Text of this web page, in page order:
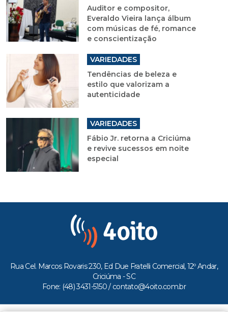
Auditor e compositor,
Everaldo Vieira lança álbum
com músicas de fé, romance
e conscientização
VARIEDADES
Tendências de beleza e
estilo que valorizam a
autenticidade
VARIEDADES
Fábio Jr. retorna a Criciúma
e revive sucessos em noite
especial
Rua Cel. Marcos Rovaris 230, Ed Due Fratelli Comercial, 12º Andar,
Criciúma - SC
Fone: (48) 3431-5150 / contato@4oito.com.br